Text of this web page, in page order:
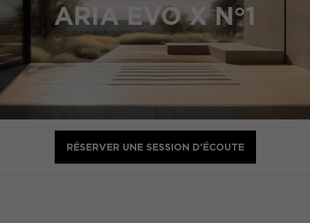
ARIA EVO X N°1
RÉSERVER UNE SESSION D'ÉCOUTE